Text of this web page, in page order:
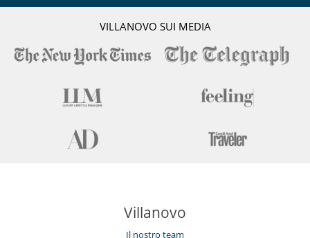
VILLANOVO SUI MEDIA
Villanovo
Il nostro team